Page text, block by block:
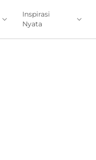
Inspirasi
Nyata